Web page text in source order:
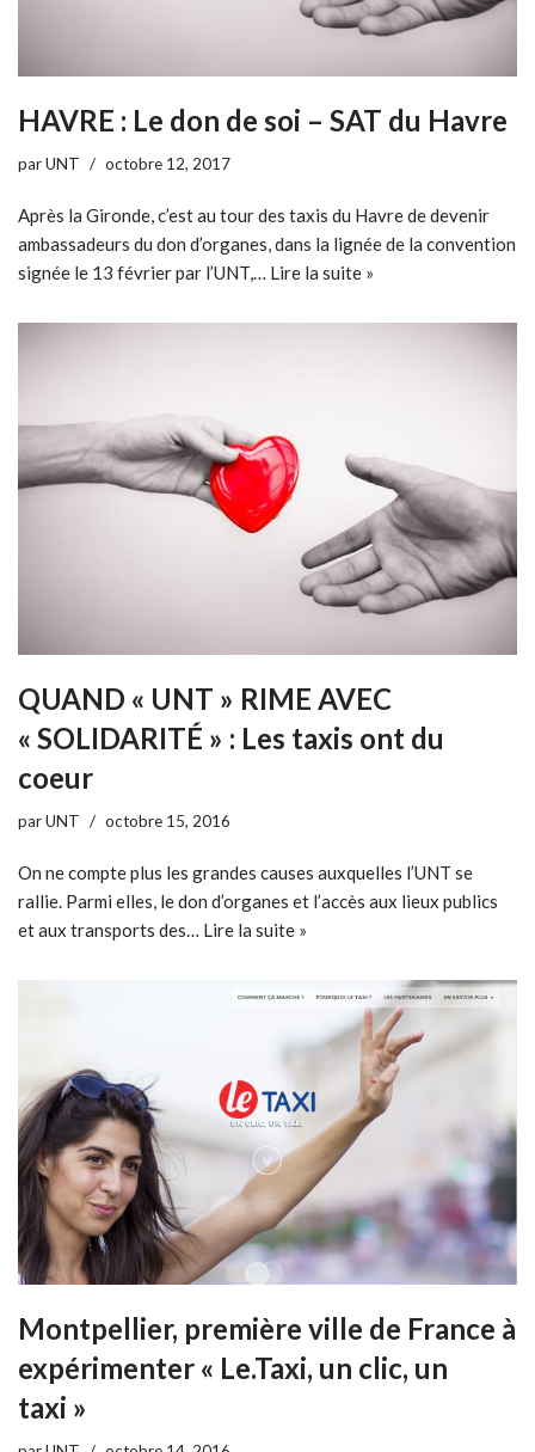
HAVRE : Le don de soi – SAT du Havre
parUNT octobre 12, 2017
Après la Gironde, c’est au tour des taxis du Havre de devenir
ambassadeurs du don d’organes, dans la lignée de la convention
signée le 13 février par l’UNT,… Lire la suite »
QUAND « UNT » RIME AVEC
« SOLIDARITÉ » : Les taxis ont du
coeur
parUNT octobre 15, 2016
On ne compte plus les grandes causes auxquelles l’UNT se
rallie. Parmi elles, le don d’organes et l’accès aux lieux publics
et aux transports des… Lire la suite »
Montpellier, première ville de France à
expérimenter « Le.Taxi, un clic, un
taxi »